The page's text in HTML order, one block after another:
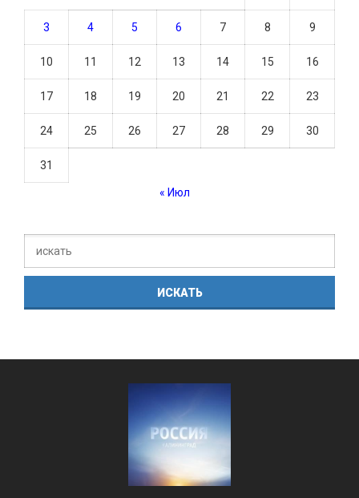
3 4 5 6 7 8 9
10 11 12 13 14 15 16
17 18 19 20 21 22 23
24 25 26 27 28 29 30
31
« Июл